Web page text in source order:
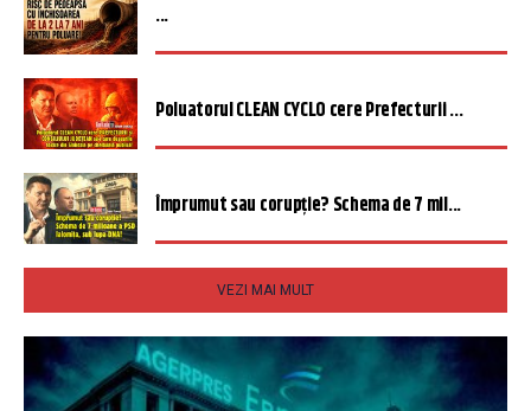
...
Poluatorul CLEAN CYCLO cere Prefecturii ...
Împrumut sau corupție? Schema de 7 mil...
VEZI MAI MULT